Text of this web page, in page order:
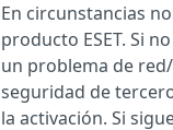
En circunstancias
producto ESET. Si
un problema de
seguridad de
la activación. Si